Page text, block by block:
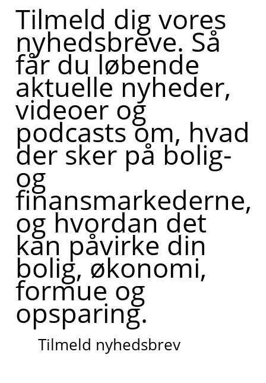
Tilmeld dig vores
nyhedsbreve. Så
får du løbende
aktuelle nyheder,
videoer og
podcasts om, hvad
der sker på bolig-
og
finansmarkederne,
og hvordan det
kan påvirke din
bolig, økonomi,
formue og
opsparing.
Tilmeld nyhedsbrev